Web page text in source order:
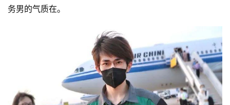
务男的气质在。